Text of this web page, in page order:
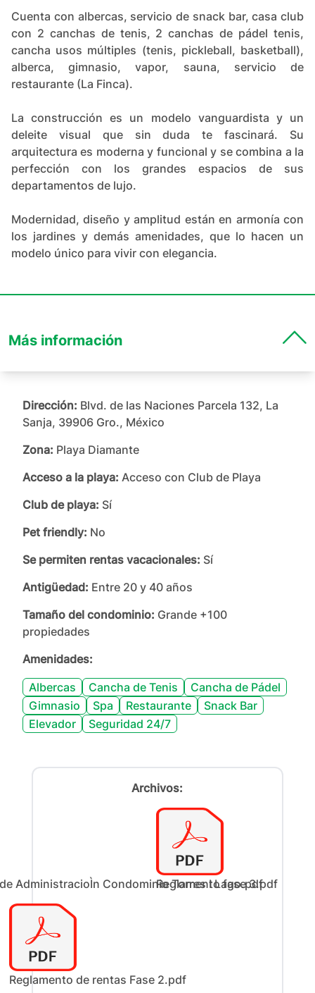
Cuenta con albercas, servicio de snack bar, casa club
con 2 canchas de tenis, 2 canchas de pádel tenis,
cancha usos múltiples (tenis, pickleball, basketball),
alberca, gimnasio, vapor, sauna, servicio de
restaurante (La Finca).
La construcción es un modelo vanguardista y un
deleite visual que sin duda te fascinará. Su
arquitectura es moderna y funcional y se combina a la
perfección con los grandes espacios de sus
departamentos de lujo.
Modernidad, diseño y amplitud están en armonía con
los jardines y demás amenidades, que lo hacen un
modelo único para vivir con elegancia.
Más información
Dirección: Blvd. de las Naciones Parcela 132, La
Sanja, 39906 Gro., México
Zona: Playa Diamante
Acceso a la playa: Acceso con Club de Playa
Club de playa: Sí
Pet friendly: No
Se permiten rentas vacacionales: Sí
Antigüedad: Entre 20 y 40 años
Tamaño del condominio: Grande +100
propiedades
Amenidades:
Albercas
Cancha de Tenis
Cancha de Pádel
Gimnasio
Spa Restaurante
Snack Bar
Elevador
Seguridad 24/7
Archivos:
AdministracioÌn Condominio Torres I Lago.pdf
Reglamento fase 3.pdf
Reglamento de rentas Fase 2.pdf